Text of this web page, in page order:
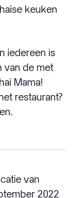
keuken
iedereen is
van de met
Mama!
restaurant?
van
2022